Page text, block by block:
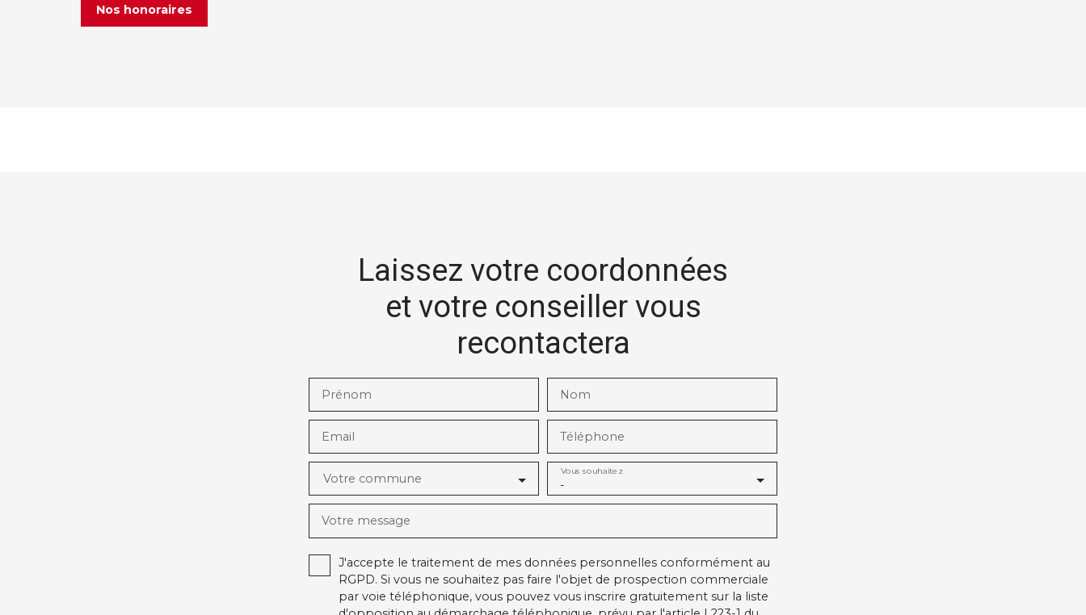
Nos honoraires
Laissez votre coordonnées
et votre conseiller vous
recontactera
Prénom Nom
Email Téléphone
Votre commune -
Vous souhaitez
Votre message
J'accepte le traitement de mes données personnelles conformément au
RGPD. Si vous ne souhaitez pas faire l'objet de prospection commerciale
par voie téléphonique, vous pouvez vous inscrire gratuitement sur la liste